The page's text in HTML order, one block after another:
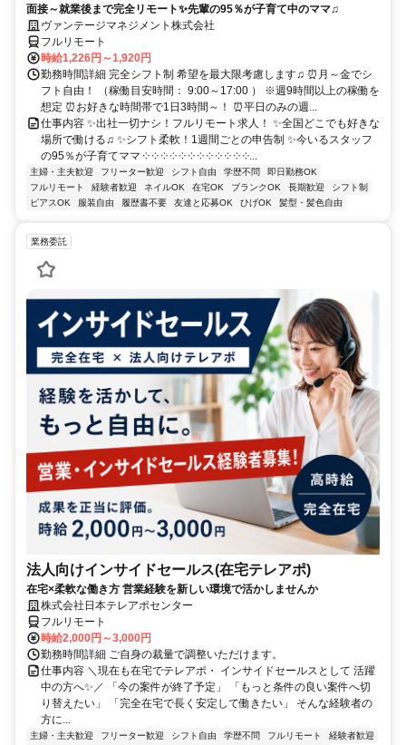
面接～就業後まで完全リモート✨先輩の95％が子育て中のママ♫
ヴァンテージマネジメント株式会社
フルリモート
時給1,226円～1,920円
勤務時間詳細 完全シフト制 希望を最大限考慮します♫ ⏰月～金でシ
フト自由！ （稼働目安時間： 9:00～17:00 ） ※週9時間以上の稼働を
想定 ⏰お好きな時間帯で1日3時間～！ ⏰平日のみの週...
仕事内容 ✨出社一切ナシ！フルリモート求人！ ✨全国どこでも好きな
場所で働ける♫ ✨シフト柔軟！1週間ごとの申告制 ✨今いるスタッフ
の95％が子育てママ ༶ ༶ ༶ ༶ ༶ ༶ ༶ ༶ ༶ ༶ ༶ ༶...
主婦・主夫歓迎 フリーター歓迎 シフト自由 学歴不問
即日勤務OK
フルリモート
経験者歓迎 ネイルOK 在宅OK ブランクOK 長期歓迎
シフト制
ピアスOK
服装自由 履歴書不要 友達と応募OK ひげOK 髪型・髪色自由
業務委託
法人向けインサイドセールス(在宅テレアポ)
在宅×柔軟な働き方 営業経験を新しい環境で活かしませんか
株式会社日本テレアポセンター
フルリモート
時給2,000円～3,000円
勤務時間詳細 ご自身の裁量で調整いただけます。
仕事内容 ＼現在も在宅でテレアポ・ インサイドセールスとして 活躍
中の方へ✨／ 「今の案件が終了予定」 「もっと条件の良い案件へ切
り替えたい」 「完全在宅で長く安定して働きたい」 そんな経験者の
方に...
主婦・主夫歓迎 フリーター歓迎 シフト自由 学歴不問 フルリモート
経験者歓迎